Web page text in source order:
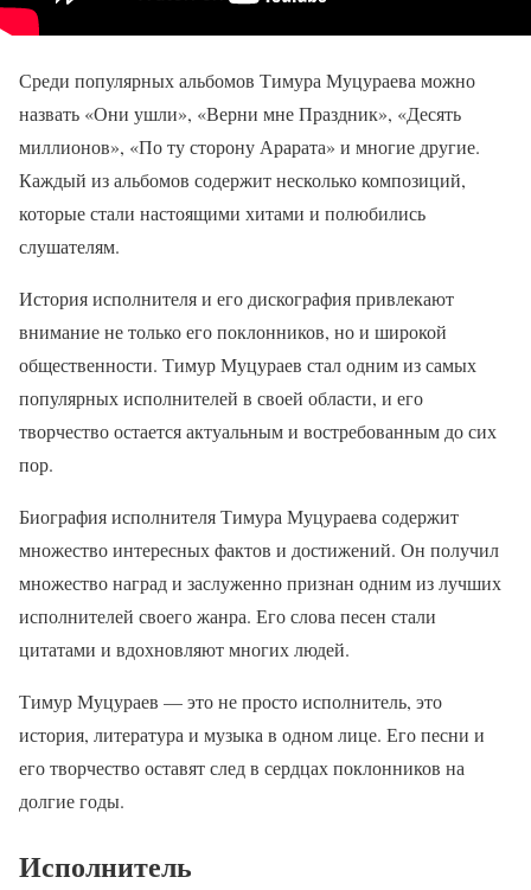
Среди популярных альбомов Тимура Муцураева можно
назвать «Они ушли», «Верни мне Праздник», «Десять
миллионов», «По ту сторону Арарата» и многие другие.
Каждый из альбомов содержит несколько композиций,
которые стали настоящими хитами и полюбились
слушателям.
История исполнителя и его дискография привлекают
внимание не только его поклонников, но и широкой
общественности. Тимур Муцураев стал одним из самых
популярных исполнителей в своей области, и его
творчество остается актуальным и востребованным до сих
пор.
Биография исполнителя Тимура Муцураева содержит
множество интересных фактов и достижений. Он получил
множество наград и заслуженно признан одним из лучших
исполнителей своего жанра. Его слова песен стали
цитатами и вдохновляют многих людей.
Тимур Муцураев — это не просто исполнитель, это
история, литература и музыка в одном лице. Его песни и
его творчество оставят след в сердцах поклонников на
долгие годы.
Исполнитель